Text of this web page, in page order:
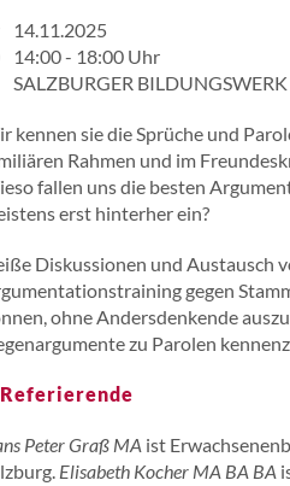
14.11.2025
14:00 - 18:00 Uhr
SALZBURGER BILDUNGSWERK
kennen sie die Sprüche und
Rahmen und im
fallen uns die besten
erst hinterher ein?
Diskussionen und Austausch
gegen
ohne Andersdenkende
zu Parolen
Peter Graß MA ist
Elisabeth Kocher MA BA BA